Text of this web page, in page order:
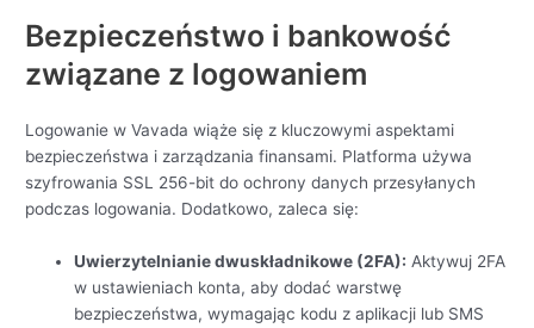
Bezpieczeństwo i bankowość
związane z logowaniem
Logowanie w Vavada wiąże się z kluczowymi aspektami
bezpieczeństwa i zarządzania finansami. Platforma używa
szyfrowania SSL 256-bit do ochrony danych przesyłanych
podczas logowania. Dodatkowo, zaleca się:
Uwierzytelnianie dwuskładnikowe (2FA): Aktywuj 2FA
w ustawieniach konta, aby dodać warstwę
bezpieczeństwa, wymagając kodu z aplikacji lub SMS